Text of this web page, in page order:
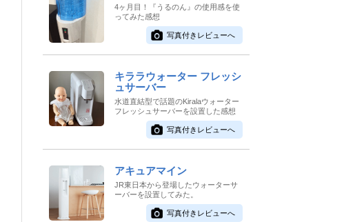
4ヶ月目！『うるのん』の使用感を使
ってみた感想
写真付きレビューへ
キララウォーター フレッシ
ュサーバー
水道直結型で話題のKiralaウォーター
フレッシュサーバーを設置した感想
写真付きレビューへ
アキュアマイン
JR東日本から登場したウォーターサ
ーバーを設置してみた。
写真付きレビューへ